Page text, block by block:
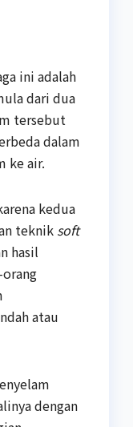
ini adalah
dari dua
tersebut
dalam
ke air.
kedua
teknik soft
hasil
atau
dengan